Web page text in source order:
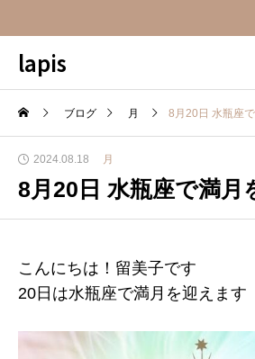
lapis
ブログ 月 8月20日 水瓶座
2024.08.18 月
8月20日 水瓶座で満月
こんにちは！留美子です
20日は水瓶座で満月を迎えます